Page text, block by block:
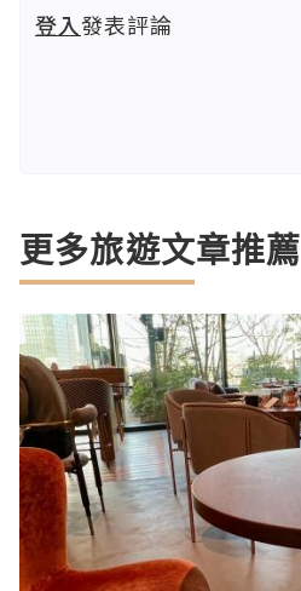
登入發表評論
更多旅遊文章推薦